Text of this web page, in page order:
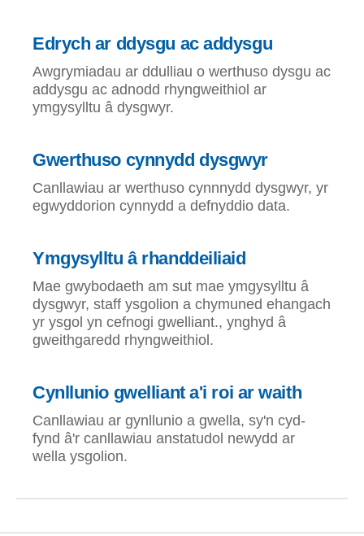
Edrych ar ddysgu ac addysgu
Awgrymiadau ar ddulliau o werthuso dysgu ac
addysgu ac adnodd rhyngweithiol ar
ymgysylltu â dysgwyr.
Gwerthuso cynnydd dysgwyr
Canllawiau ar werthuso cynnnydd dysgwyr, yr
egwyddorion cynnydd a defnyddio data.
Ymgysylltu â rhanddeiliaid
Mae gwybodaeth am sut mae ymgysylltu â
dysgwyr, staff ysgolion a chymuned ehangach
yr ysgol yn cefnogi gwelliant., ynghyd â
gweithgaredd rhyngweithiol.
Cynllunio gwelliant a'i roi ar waith
Canllawiau ar gynllunio a gwella, sy'n cyd-
fynd â'r canllawiau anstatudol newydd ar
wella ysgolion.